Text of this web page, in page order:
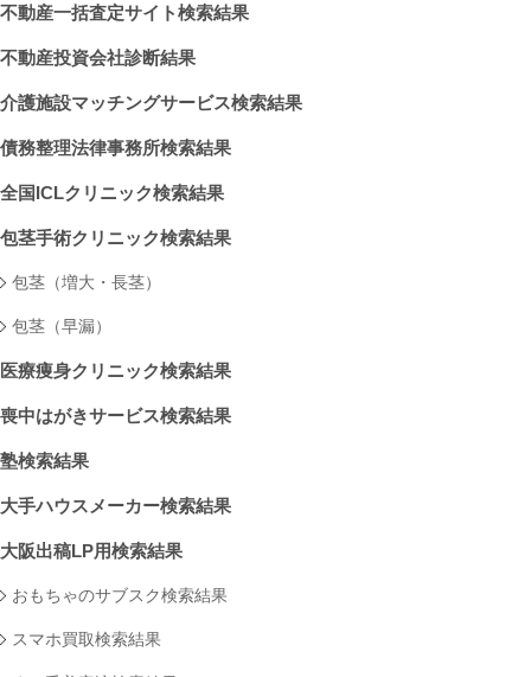
不動産一括査定サイト検索結果
不動産投資会社診断結果
介護施設マッチングサービス検索結果
債務整理法律事務所検索結果
全国ICLクリニック検索結果
包茎手術クリニック検索結果
包茎（増大・長茎）
包茎（早漏）
医療痩身クリニック検索結果
喪中はがきサービス検索結果
塾検索結果
大手ハウスメーカー検索結果
大阪出稿LP用検索結果
おもちゃのサブスク検索結果
スマホ買取検索結果